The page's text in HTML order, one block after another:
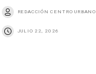
REDACCIÓN CENTRO URBANO
JULIO 22, 2026